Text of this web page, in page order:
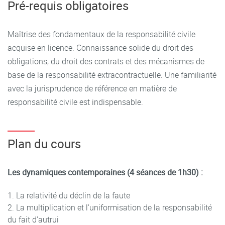
Maîtriseront les interactions entre responsabilité civile
Auront renforcé leurs compétences d'expression orale et
d'argumentation juridique
Posséderont une expertise spécialisée dans les
problématiques contemporaines de la responsabilité
civile
Pré-requis obligatoires
Maîtrise des fondamentaux de la responsabilité civile
acquise en licence. Connaissance solide du droit des
obligations, du droit des contrats et des mécanismes de
base de la responsabilité extracontractuelle. Une familiarité
avec la jurisprudence de référence en matière de
responsabilité civile est indispensable.
Plan du cours
Les dynamiques contemporaines (4 séances de 1h30) :
La relativité du déclin de la faute
La multiplication et l'uniformisation de la responsabilité
du fait d'autrui